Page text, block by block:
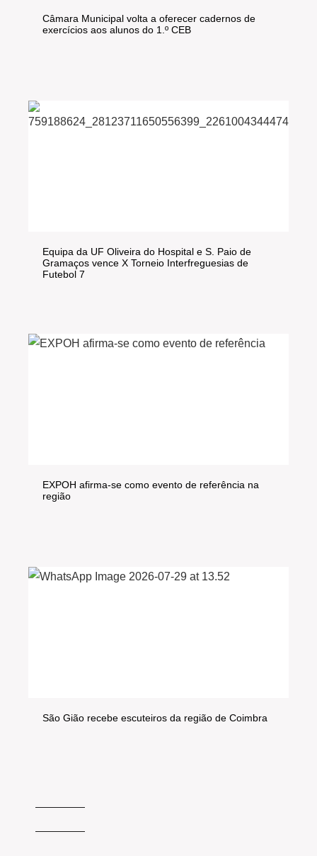
Câmara Municipal volta a oferecer cadernos de
exercícios aos alunos do 1.º CEB
Equipa da UF Oliveira do Hospital e S. Paio de
Gramaços vence X Torneio Interfreguesias de
Futebol 7
EXPOH afirma-se como evento de referência na
região
São Gião recebe escuteiros da região de Coimbra